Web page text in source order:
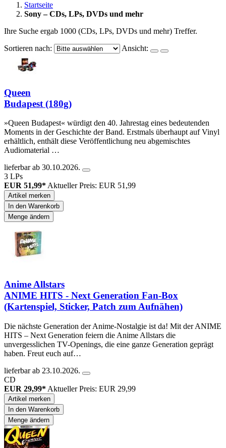
Startseite
Sony – CDs, LPs, DVDs und mehr
Ihre Suche ergab 1000 (CDs, LPs, DVDs und mehr) Treffer.
Sortieren nach:
Ansicht:
Queen
Budapest (180g)
»Queen Budapest« würdigt den 40. Jahrestag eines bedeutenden
Moments in der Geschichte der Band. Erstmals überhaupt auf Vinyl
erhältlich, enthält diese Veröffentlichung neu abgemischtes
Audiomaterial …
lieferbar ab 30.10.2026.
3 LPs
EUR 51,99*Aktueller Preis: EUR 51,99
Artikel merken
In den Warenkorb
Menge ändern
Anime Allstars
ANIME HITS - Next Generation Fan-Box
(Kartenspiel, Sticker, Patch zum Aufnähen)
Die nächste Generation der Anime-Nostalgie ist da! Mit der ANIME
HITS – Next Generation feiern die Anime Allstars die
unvergesslichen TV-Openings, die eine ganze Generation geprägt
haben. Freut euch auf…
lieferbar ab 23.10.2026.
CD
EUR 29,99* Aktueller Preis: EUR 29,99
Artikel merken
In den Warenkorb
Menge ändern